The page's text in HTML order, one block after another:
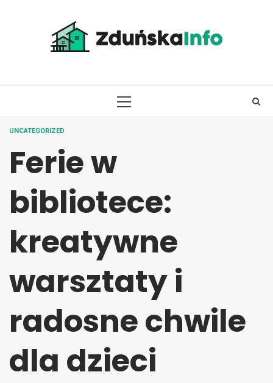
PRIMARY
UNCATEGORIZED
Ferie w
bibliotece:
kreatywne
warsztaty i
radosne chwile
dla dzieci